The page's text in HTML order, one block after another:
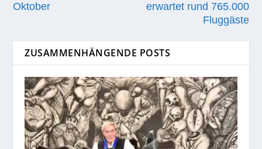
Oktober
erwartet rund 765.000
Fluggäste
ZUSAMMENHÄNGENDE POSTS